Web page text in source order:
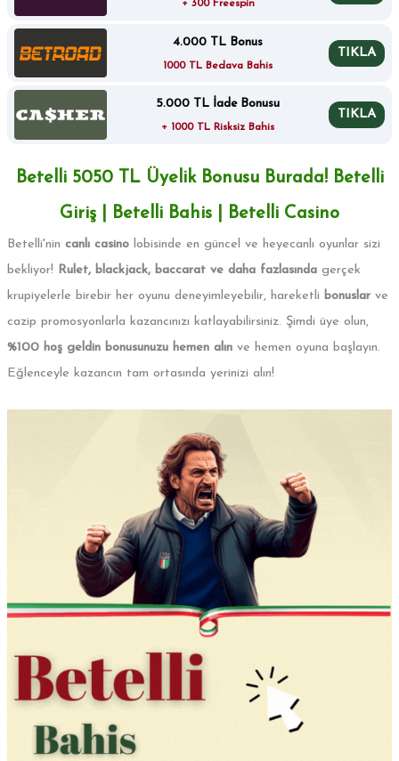
+ 300 Freespin
4.000 TL Bonus
1000 TL Bedava Bahis
TIKLA
5.000 TL İade Bonusu
+ 1000 TL Risksiz Bahis
TIKLA
Betelli 5050 TL Üyelik Bonusu Burada! Betelli
Giriş | Betelli Bahis | Betelli Casino
Betelli'nin canlı casinolobisinde en güncel ve heyecanlı oyunlar sizi
bekliyor! Rulet, blackjack, baccarat ve daha fazlasındagerçek
krupiyelerle birebir her oyunu deneyimleyebilir, hareketli bonuslarve
cazip promosyonlarla kazancınızı katlayabilirsiniz. Şimdi üye olun,
%100 hoş geldin bonusunuzu hemen alınve hemen oyuna başlayın.
Eğlenceyle kazancın tam ortasında yerinizi alın!